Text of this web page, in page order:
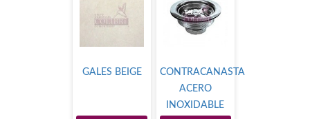
GALES BEIGE
CONTRACANASTA
ACERO
INOXIDABLE